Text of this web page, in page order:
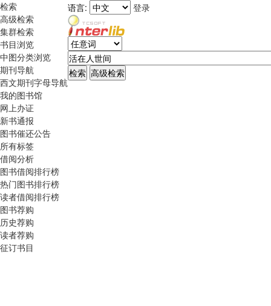
检索
高级检索
集群检索
书目浏览
中图分类浏览
期刊导航
西文期刊字母导航
我的图书馆
网上办证
新书通报
图书催还公告
所有标签
借阅分析
图书借阅排行榜
热门图书排行榜
读者借阅排行榜
图书荐购
历史荐购
读者荐购
征订书目
语言: 登录